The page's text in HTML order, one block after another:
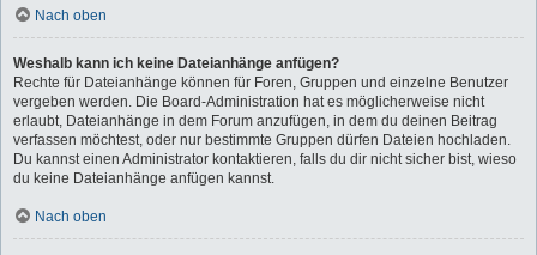
Nach oben
Weshalb kann ich keine Dateianhänge anfügen?
Rechte für Dateianhänge können für Foren, Gruppen und einzelne Benutzer
vergeben werden. Die Board-Administration hat es möglicherweise nicht
erlaubt, Dateianhänge in dem Forum anzufügen, in dem du deinen Beitrag
verfassen möchtest, oder nur bestimmte Gruppen dürfen Dateien hochladen.
Du kannst einen Administrator kontaktieren, falls du dir nicht sicher bist, wieso
du keine Dateianhänge anfügen kannst.
Nach oben